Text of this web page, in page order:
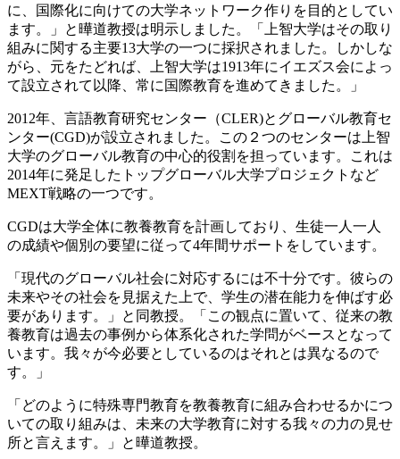
に、国際化に向けての大学ネットワーク作りを目的としてい
ます。」と曄道教授は明示しました。「上智大学はその取り
組みに関する主要13大学の一つに採択されました。しかしな
がら、元をたどれば、上智大学は1913年にイエズス会によっ
て設立されて以降、常に国際教育を進めてきました。」
2012年、言語教育研究センター（CLER)とグローバル教育セ
ンター(CGD)が設立されました。この２つのセンターは上智
大学のグローバル教育の中心的役割を担っています。これは
2014年に発足したトップグローバル大学プロジェクトなど
MEXT戦略の一つです。
CGDは大学全体に教養教育を計画しており、生徒一人一人
の成績や個別の要望に従って4年間サポートをしています。
「現代のグローバル社会に対応するには不十分です。彼らの
未来やその社会を見据えた上で、学生の潜在能力を伸ばす必
要があります。」と同教授。「この観点に置いて、従来の教
養教育は過去の事例から体系化された学問がベースとなって
います。我々が今必要としているのはそれとは異なるので
す。」
「どのように特殊専門教育を教養教育に組み合わせるかにつ
いての取り組みは、未来の大学教育に対する我々の力の見せ
所と言えます。」と曄道教授。